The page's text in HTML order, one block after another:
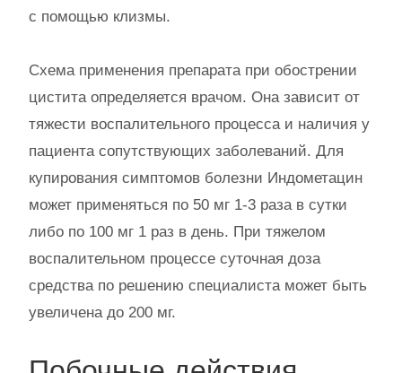
с помощью клизмы.
Схема применения препарата при обострении
цистита определяется врачом. Она зависит от
тяжести воспалительного процесса и наличия у
пациента сопутствующих заболеваний. Для
купирования симптомов болезни Индометацин
может применяться по 50 мг 1-3 раза в сутки
либо по 100 мг 1 раз в день. При тяжелом
воспалительном процессе суточная доза
средства по решению специалиста может быть
увеличена до 200 мг.